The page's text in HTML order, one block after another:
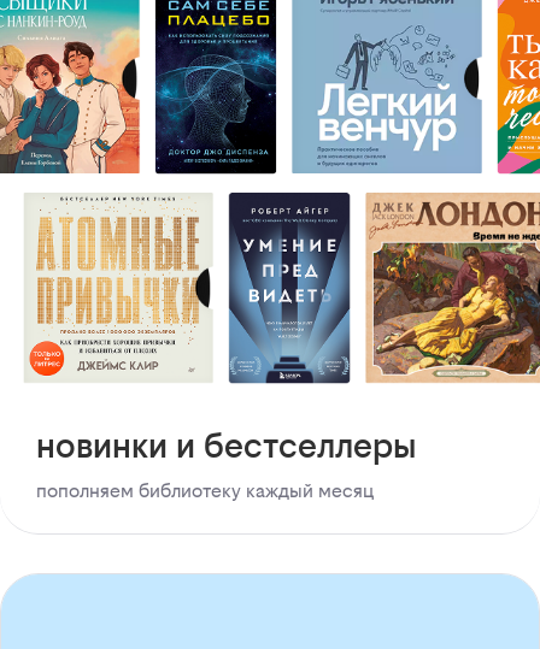
новинки и бестселлеры
пополняем библиотеку каждый месяц